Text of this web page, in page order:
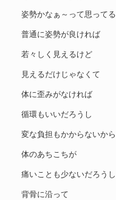
姿勢かなぁ～って思ってる
普通に姿勢が良ければ
若々しく見えるけど
見えるだけじゃなくて
体に歪みがなければ
循環もいいだろうし
変な負担もかからないから
体のあちこちが
痛いことも少ないだろうし
背骨に沿って